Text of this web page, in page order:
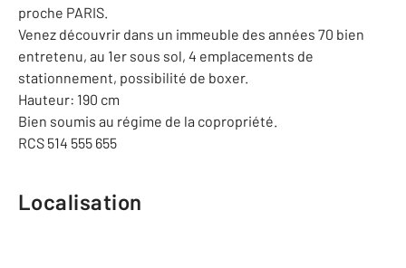
proche PARIS.
Venez découvrir dans un immeuble des années 70 bien
entretenu, au 1er sous sol, 4 emplacements de
stationnement, possibilité de boxer.
Hauteur: 190 cm
Bien soumis au régime de la copropriété.
RCS 514 555 655
Localisation